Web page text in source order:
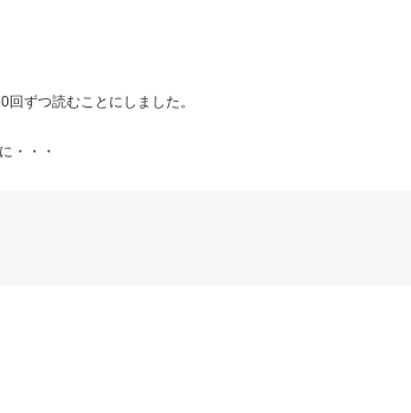
ずつ読むことにしました。
・・・